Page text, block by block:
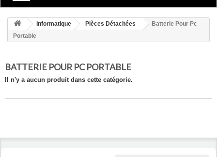
HOME
ACCUEIL
Informatique Pièces Détachées
Batterie Pour Pc
Portable
BATTERIE POUR PC PORTABLE
Il n'y a aucun produit dans cette catégorie.